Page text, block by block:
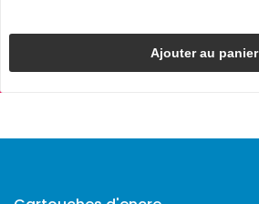
Ajouter au panier